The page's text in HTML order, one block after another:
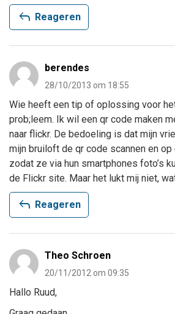
reply Reageren
berendes
28/10/2013 om 18:55
Wie heeft een tip of oplossing voor
prob;leem. Ik wil een qr code maken
naar flickr. De bedoeling is dat mijn
mijn bruiloft de qr code scannen en
zodat ze via hun smartphones foto’s
de Flickr site. Maar het lukt mij niet,
reply Reageren
Theo Schroen
20/11/2012 om 09:35
Hallo Ruud,